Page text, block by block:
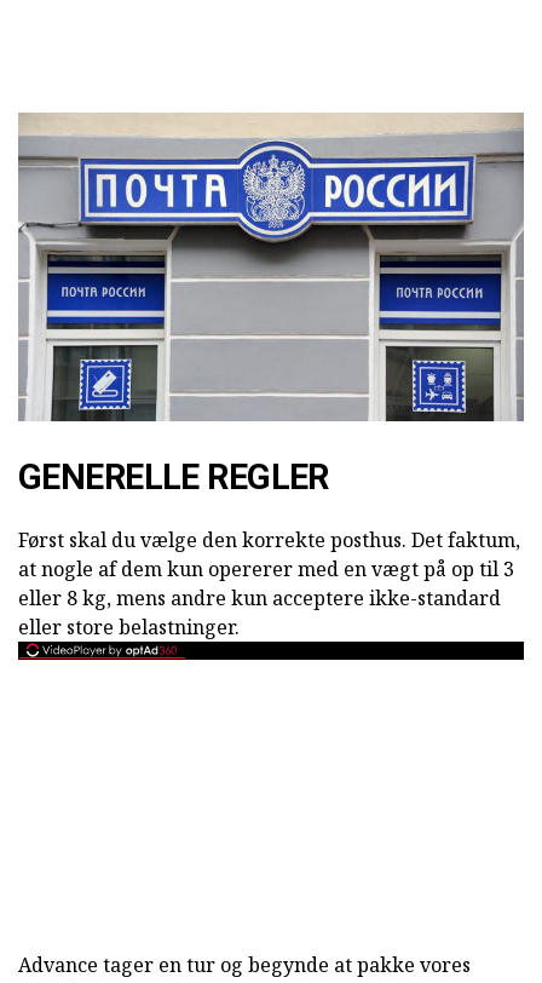
GENERELLE REGLER
Først skal du vælge den korrekte posthus. Det faktum,
at nogle af dem kun opererer med en vægt på op til 3
eller 8 kg, mens andre kun acceptere ikke-standard
eller store belastninger.
Advance tager en tur og begynde at pakke vores